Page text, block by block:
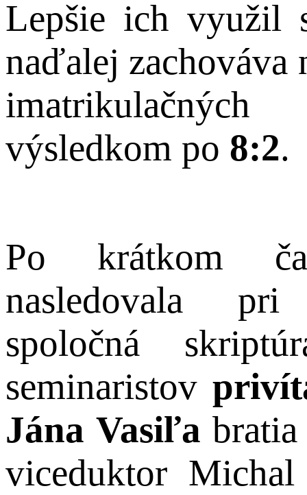
Lepšie ich využil
naďalej
výsledkom po 8:2.
Po krátkom
nasledovala
spoločná
seminaristov
Jána Vasiľa
viceduktor